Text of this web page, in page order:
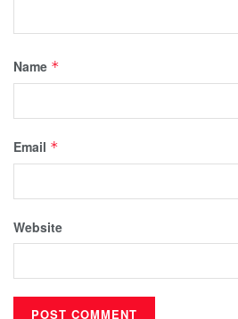
Name *
Email *
Website